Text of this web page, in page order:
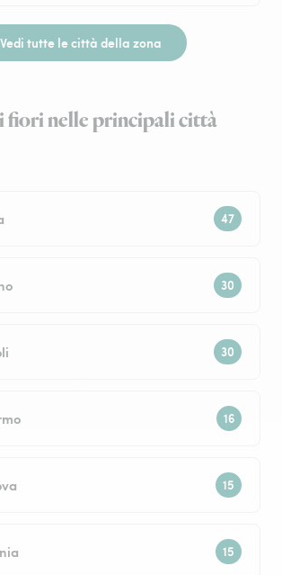
Vedi tutte le città della zona
fiori nelle principali città